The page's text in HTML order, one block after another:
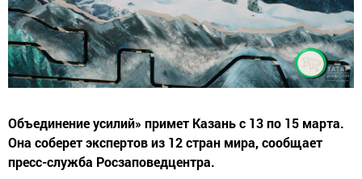
Она соберет экспертов из 12 стран мира, сообщает
пресс-служба Росзаповедцентра.